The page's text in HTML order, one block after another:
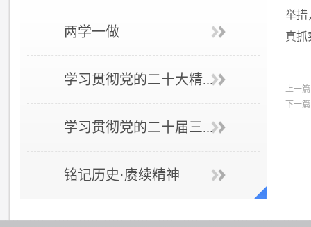
两学一做
学习贯彻党的二十大精...
学习贯彻党的二十届三...
铭记历史·赓续精神
举措
真抓
上一
下一